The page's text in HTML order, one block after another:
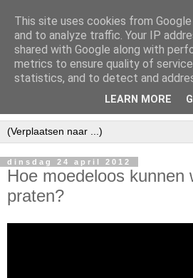
dinsdag 24 april 2012
Hoe moedeloos kunnen
praten?
This site uses cookies from
and to analyze traffic. Your IP
shared with Google along with
metrics to ensure quality of
statistics, and to detect and
LEARN MORE